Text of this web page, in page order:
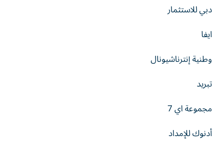
دبي للاستثمار
ايفا
وطنية إنترناشيونال
تبريد
مجموعة اي 7
أدنوك للإمداد